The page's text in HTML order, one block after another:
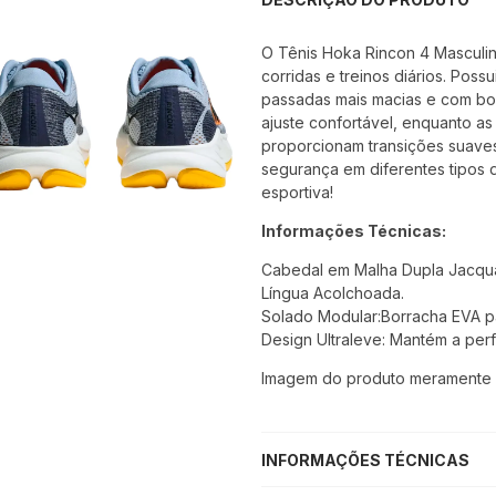
O Tênis Hoka Rincon 4
corridas e treinos diários.
passadas mais macias e com
ajuste confortável, enquanto
proporcionam transições
segurança em diferentes tipos
esportiva!
Informações Técnicas:
Cabedal em Malha Dupla
Língua Acolchoada.
Solado Modular:Borracha EVA
Design Ultraleve: Mantém a
Imagem do produto meramente
INFORMAÇÕES TÉCNICAS